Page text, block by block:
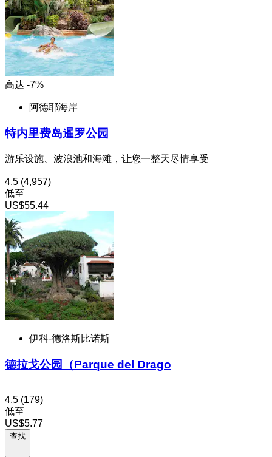
高达 -7%
阿德耶海岸
特内里费岛暹罗公园
游乐设施、波浪池和海滩，让您一整天尽情享受
4.5 (4,957)
低至
US$55.44
伊科-德洛斯比诺斯
德拉戈公园（Parque del Drago
4.5 (179)
低至
US$5.77
查找